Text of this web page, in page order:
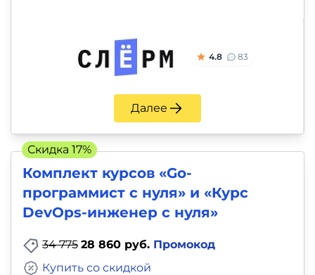
4.8 83
Далее
Комплект курсов «Go-
программист с нуля» и «Курс
DevOps-инженер с нуля»
34 775 28 860 руб. Промокод
Купить со скидкой
Скидка 17%